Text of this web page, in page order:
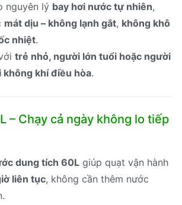
nguyên lý bay hơi nước tự nhiên,
mát dịu – không lạnh gắt, không khô
nhiệt.
trẻ nhỏ, người lớn tuổi hoặc người
không khí điều hòa.
– Chạy cả ngày không lo tiếp
dung tích 60Lgiúp quạt vận hành
liên tục, không cần thêm nước